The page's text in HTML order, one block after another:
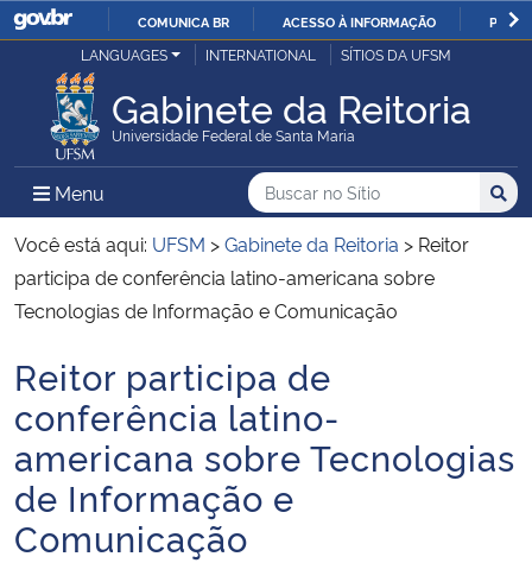
IR
O
COMUNICA BR ACESSO À INFORMAÇÃO
Ministério da Justiça e Segurança Pública
Ministério da Defesa
Ministério das Relações Exteriores
Ministério da Economia
Ministério da Infraestrutura
Ministério da Agricultura, Pecuária e Abastecimento
Ministério da Educação
Ministério da Cidadania
LANGUAGES INTERNATIONAL SÍTIOS DA UFSM
Gabinete da Reitoria
Universidade Federal de Santa Maria
Menu Menu Principal do Sítio
Busca
Buscar no no Sítio
Busca:
Você está aqui: UFSM >Gabinete da Reitoria > Reitor
participa de conferência latino-americana sobre
Tecnologias de Informação e Comunicação
Início do conteúdo
Reitor participa de
conferência latino-
americana sobre Tecnologias
de Informação e
Comunicação